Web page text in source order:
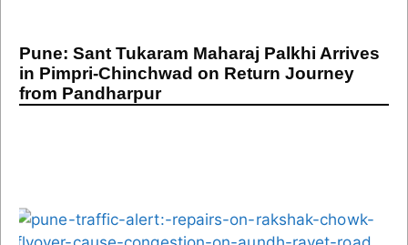
Pune: Sant Tukaram Maharaj Palkhi Arrives
in Pimpri-Chinchwad on Return Journey
from Pandharpur